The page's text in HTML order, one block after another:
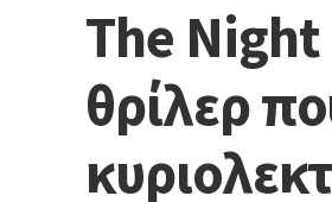
The Night
θρίλερ